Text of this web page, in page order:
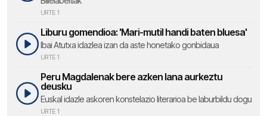
URTE 1
Liburu gomendioa: 'Mari-mutil handi baten bluesa'
Ibai Atutxa idazlea izan da aste honetako gonbidaua
URTE 1
Peru Magdalenak bere azken lana aurkeztu
deusku
Euskal idazle askoren konstelazio literarioa be laburbildu dogu
URTE 1